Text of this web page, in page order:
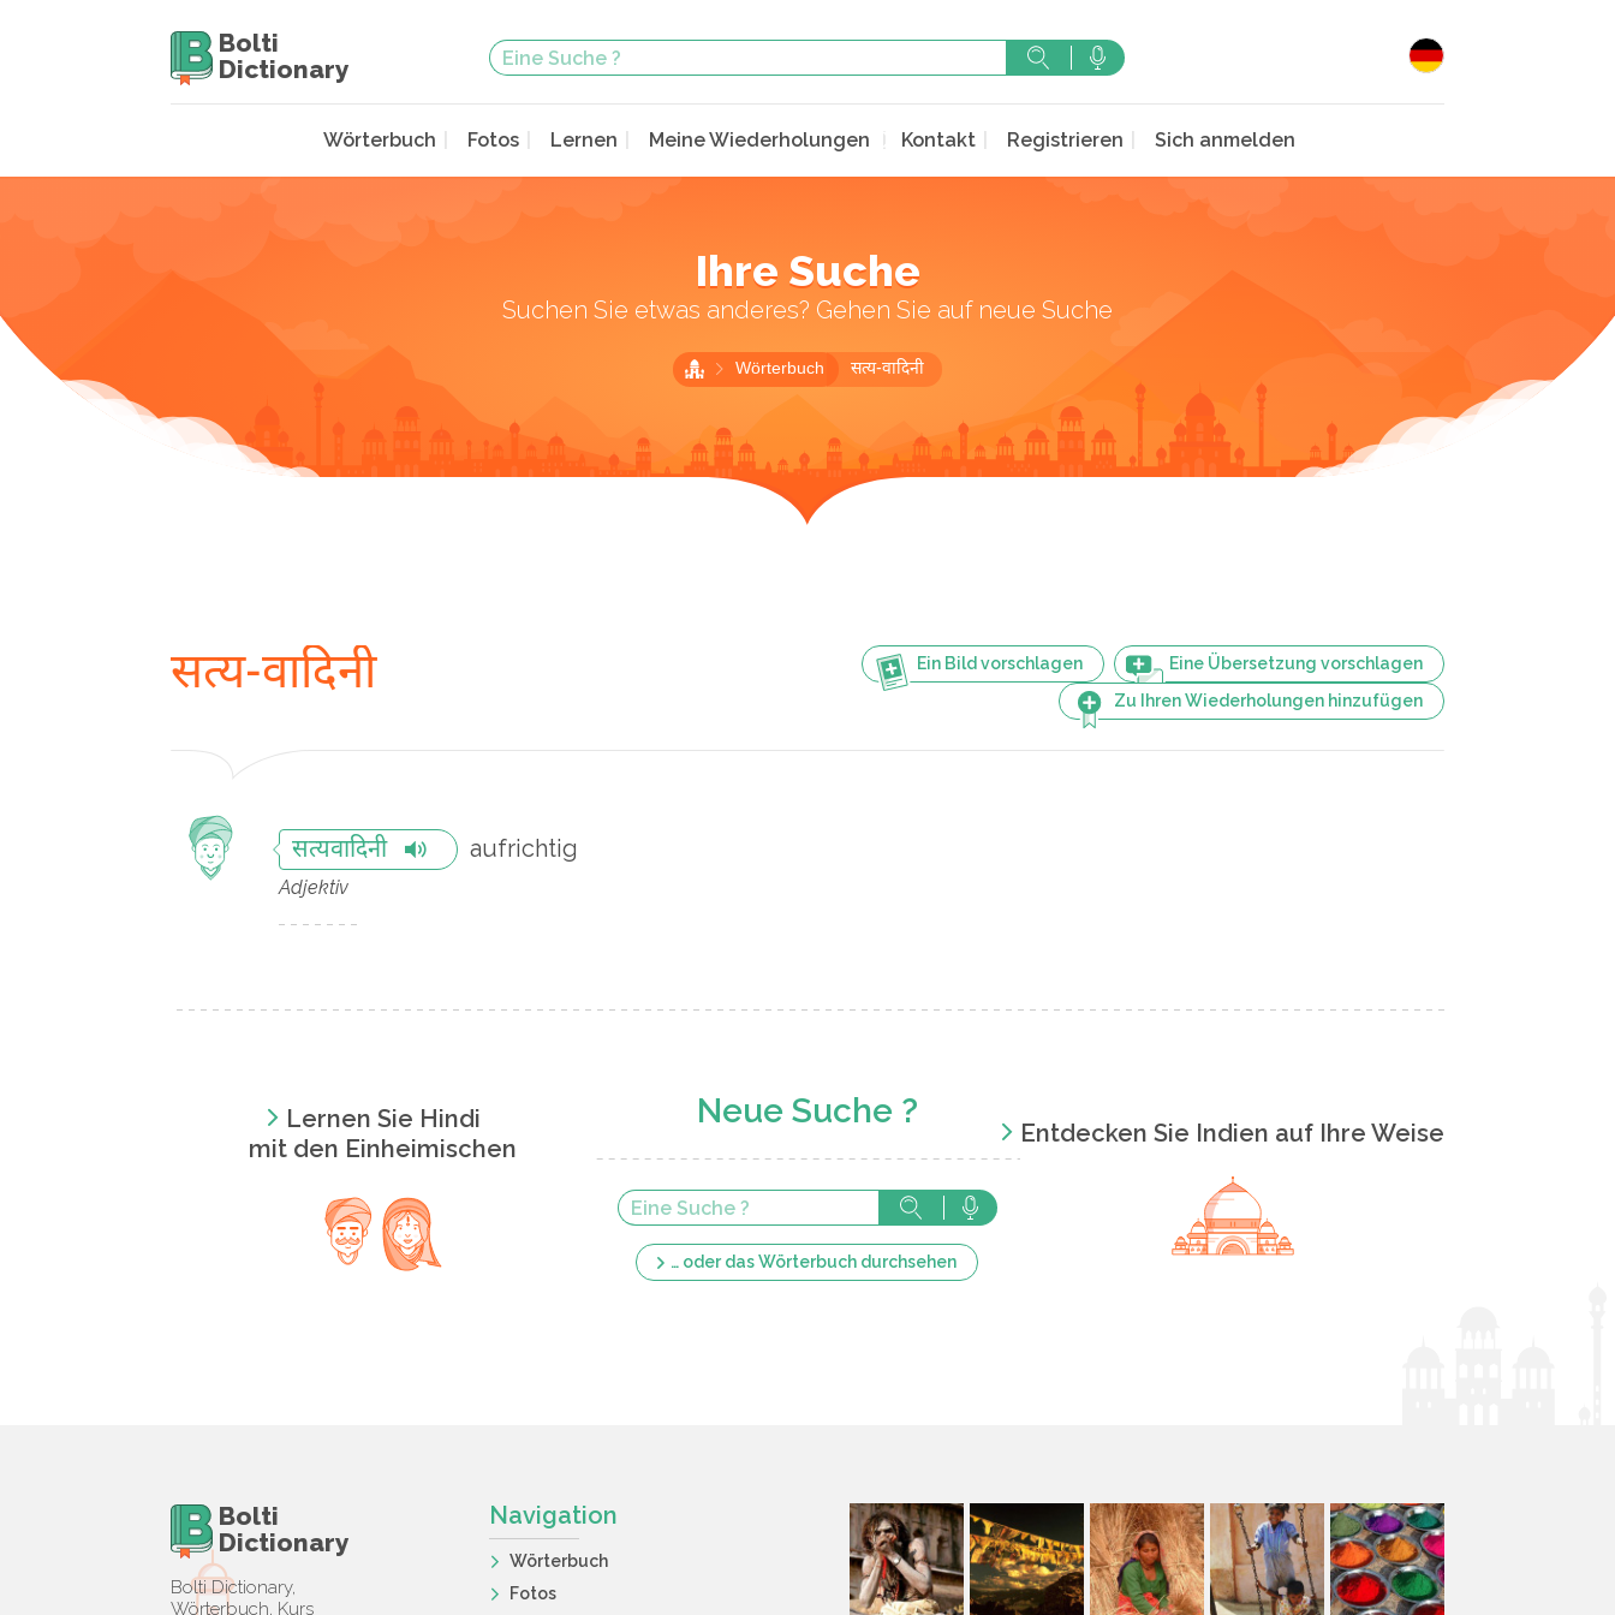
Bolti
Dictionary
Wörterbuch Fotos Lernen Meine Wiederholungen Kontakt Registrieren Sich anmelden
Ihre Suche
Suchen Sie etwas anderes? Gehen Sie auf neue Suche
Wörterbuch सत्य-वादिनी
Ein Bild vorschlagen
Eine Übersetzung vorschlagen
Zu Ihren Wiederholungen hinzufügen
सत्य-वादिनी
सत्यवादिनी aufrichtig
Adjektiv
Lernen Sie Hindi
mit den Einheimischen
Neue Suche ?
… oder das Wörterbuch durchsehen
Entdecken Sie Indien auf Ihre Weise
Bolti
Dictionary
Bolti Dictionary,
Wörterbuch, Kurs
Navigation
Wörterbuch
Fotos